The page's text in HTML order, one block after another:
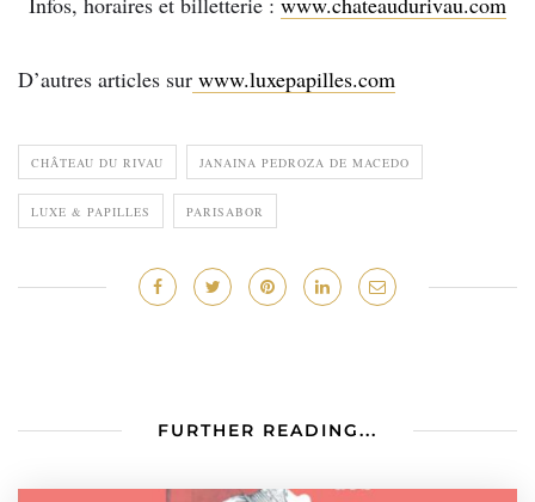
D’autres articles sur www.luxepapilles.com
CHÂTEAU DU RIVAU JANAINA PEDROZA DE MACEDO
LUXE & PAPILLES PARISABOR
FURTHER READING...